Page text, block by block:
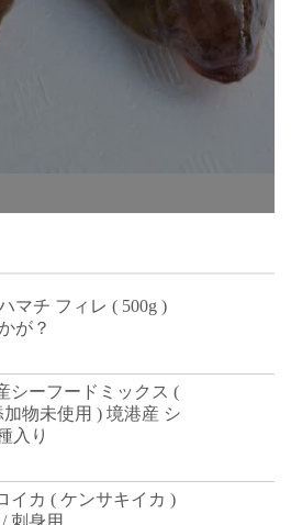
マチ フィレ ( 500g )
が？
シーフードミックス (
加物未使用 ) 境港産 シ
入り
イカ ( ケンサキイカ )
刺身用